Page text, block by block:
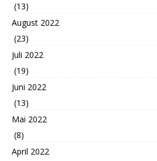
(13)
August 2022
(23)
Juli 2022
(19)
Juni 2022
(13)
Mai 2022
(8)
April 2022